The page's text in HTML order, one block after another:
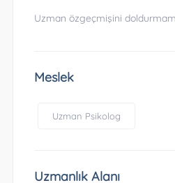
Uzman özgeçmişini
Meslek
Uzman Psikolog
Uzmanlık Alanı